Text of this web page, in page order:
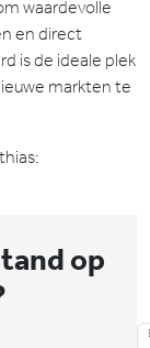
waardevolle
en direct
is de ideale plek
markten te
op